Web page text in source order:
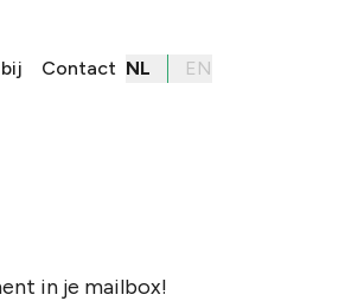
Contact NL EN
in je mailbox!